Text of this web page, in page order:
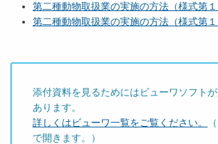
第二種動物取扱業の実施の方法（様式第１
第二種動物取扱業の実施の方法（様式第１
添付資料を見るためにはビューワソフト
あります。
詳しくはビューワ一覧をご覧ください。
で開きます。）